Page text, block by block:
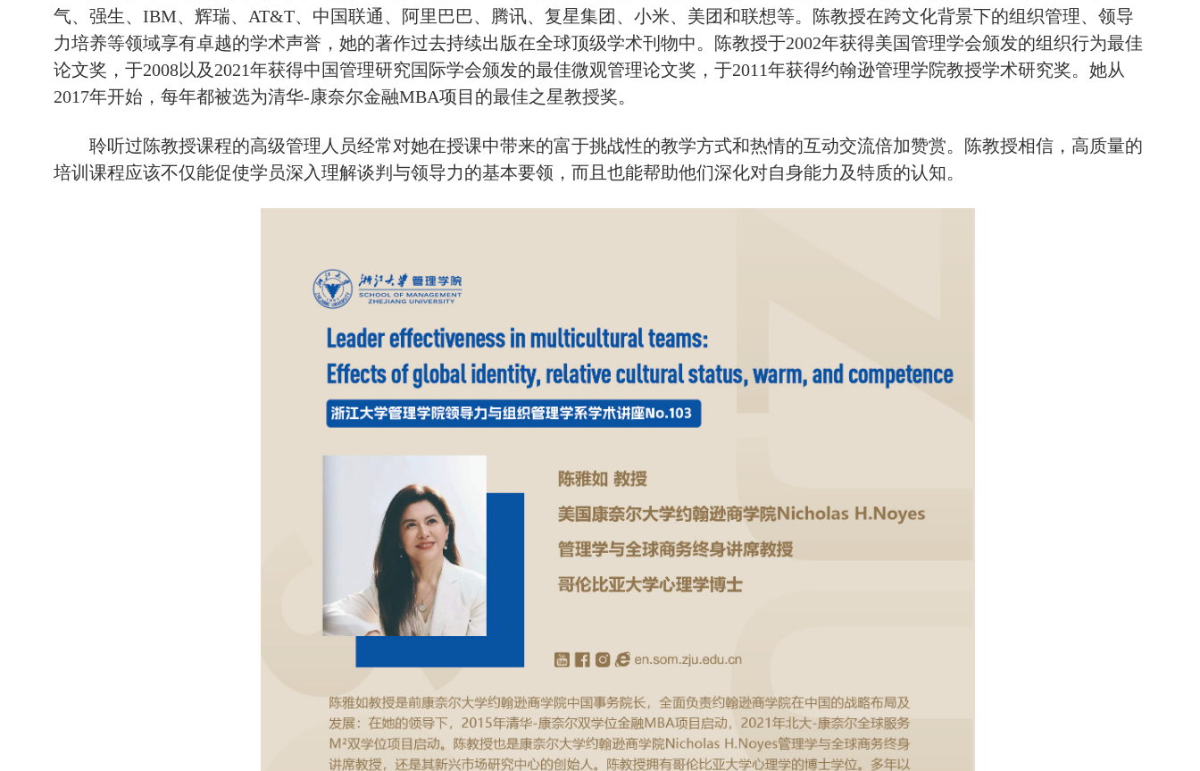
气、强生、IBM、辉瑞、AT&T、中国联通、阿里巴巴、腾讯、复星集团、小米、美团和联想等。陈教授在跨文化背景下的组织管理、领导
力培养等领域享有卓越的学术声誉，她的著作过去持续出版在全球顶级学术刊物中。陈教授于2002年获得美国管理学会颁发的组织行为最佳
论文奖，于2008以及2021年获得中国管理研究国际学会颁发的最佳微观管理论文奖，于2011年获得约翰逊管理学院教授学术研究奖。她从
2017年开始，每年都被选为清华-康奈尔金融MBA项目的最佳之星教授奖。
聆听过陈教授课程的高级管理人员经常对她在授课中带来的富于挑战性的教学方式和热情的互动交流倍加赞赏。陈教授相信，高质量的
培训课程应该不仅能促使学员深入理解谈判与领导力的基本要领，而且也能帮助他们深化对自身能力及特质的认知。